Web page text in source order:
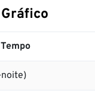
noite)